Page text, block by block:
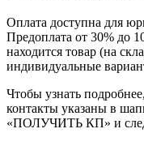
Оплата доступна для
Предоплата от 30% до
находится товар (на
индивидуальные
Чтобы узнать
контакты указаны в
«ПОЛУЧИТЬ КП» и